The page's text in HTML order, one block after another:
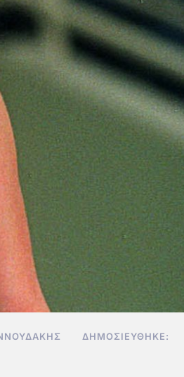
ΔΗΜΟΣΙΕΎΘΗΚΕ: